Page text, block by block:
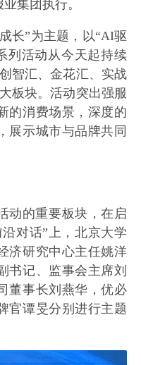
集团执行。
长”为主题，以“AI驱
列活动从今天起持续
智汇、金花汇、实战
板块。活动突出强服
的消费场景，深度的
展示城市与品牌共同
动的重要板块，在启
对话”上，北京大学
济研究中心主任姚洋
书记、监事会主席刘
董事长刘燕华，优必
官谭旻分别进行主题